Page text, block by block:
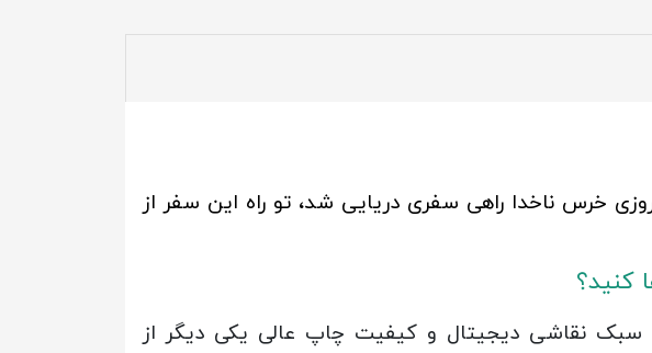
خرس ناخدا راهی سفری دریایی شد، تو راه این سفر از
کنید؟
با 3 تصویر انیمیشینی بامزه در 3 تابلو به سبک نقاشی دیجیتال و کیفیت چاپ عالی یکی دیگر از